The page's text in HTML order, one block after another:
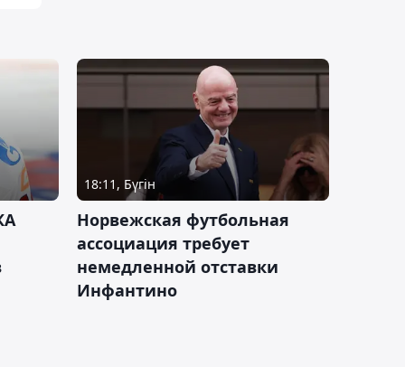
18:11, Бүгін
Норвежская футбольная
ассоциация требует
немедленной отставки
Инфантино